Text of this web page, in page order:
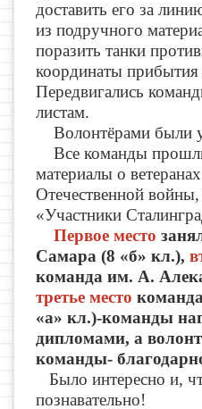
доставить его за
из подручного
поразить танки
координаты
Передвигались
листам.
Волонтёрами были
Все команды
материалы о
Отечественной
«Участники
Первое место
Самара (8 «б» кл.),
команда им. А.
третье место
«а» кл.)-команды
дипломами, а
команды-
Было интересно и,
познавательно!